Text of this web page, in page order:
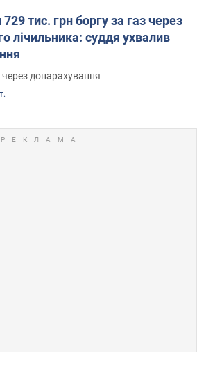
тис. грн боргу за газ через
лічильника: суддя ухвалив
донарахування